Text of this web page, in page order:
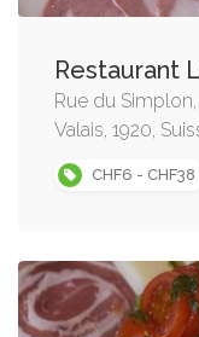
Restaurant
Rue du
Valais, 1920,
CHF6 - CHF38